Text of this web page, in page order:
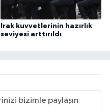
Irak kuvvetlerinin hazırlık
seviyesi arttırıldı